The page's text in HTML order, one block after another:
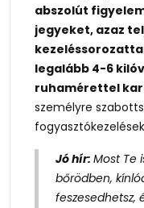
abszolút
jegyeket, azaz
legalább 4-6
ruhamérettel
személyre
Jó hír: Most Te
bőrödben,
feszesedhetsz,